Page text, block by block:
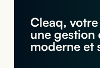
Cleaq,
une gestion
moderne et